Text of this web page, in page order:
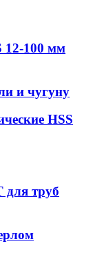
12-100 мм
и чугуну
HSS
для труб